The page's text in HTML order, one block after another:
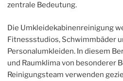
zentrale Bedeutung.
Die Umkleidekabinenreinigung
Fitnessstudios, Schwimmbäder
Personalumkleiden. In diesem
und Raumklima von besonderer
Reinigungsteam verwenden